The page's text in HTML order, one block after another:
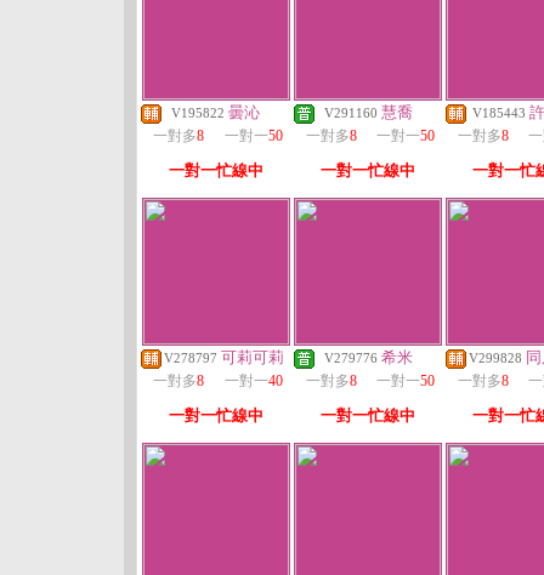
V195822 曇沁
一對多8 一對一50
一對一忙線中
V291160 慧喬
一對多8 一對一50
一對一忙線中
V185443
一對多8
一對一忙
V278797 可莉可莉
一對多8 一對一40
一對一忙線中
V279776 希米
一對多8 一對一50
一對一忙線中
V299828
一對多8
一對一忙